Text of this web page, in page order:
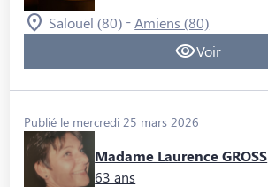
Salouël (80) - Amiens (80)
Voir
Publié le mercredi 25 mars 2026
Madame Laurence GROSS
63 ans